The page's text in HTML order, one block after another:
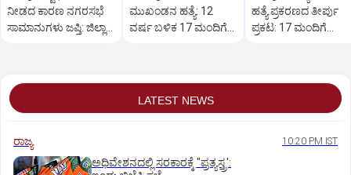
ನೀಡದ ಕಾರಣ ನಗರಸಭೆ
ಸಾಮಾನುಗಳು ಜಪ್ತಿ: ಜಿಲ್ಲಾ
ಮುಖಂಡನ ಹತ್ಯೆ: 12
ವರ್ಷ ಬಳಿಕ 17 ಮಂದಿಗೆ
ಹತ್ಯೆ ಪ್ರಕರಣದ ತೀರ್ಪು
ಪ್ರಕಟ: 17 ಮಂದಿಗೆ
LATEST NEWS
ರಾಜ್ಯ 10:20 PM IST
ಅಧಿವೇಶನದಲ್ಲಿ ಸರಕಾರಕ್ಕೆ "ಪ್ರತ್ಯಸ್ತ್ರ':